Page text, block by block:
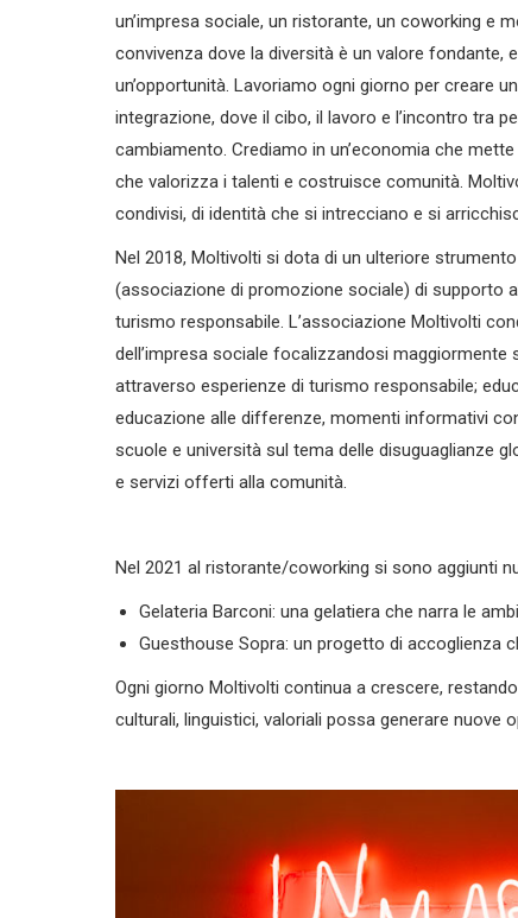
un’impresa sociale, un ristorante, un coworking e
convivenza dove la diversità è un valore fondante,
un’opportunità. Lavoriamo ogni giorno per creare
integrazione, dove il cibo, il lavoro e l’incontro tra
cambiamento. Crediamo in un’economia che
che valorizza i talenti e costruisce comunità.
condivisi, di identità che si intrecciano e si
Nel 2018, Moltivolti si dota di un ulteriore
(associazione di promozione sociale) di supporto
turismo responsabile. L’associazione Moltivolti
dell’impresa sociale focalizzandosi maggiormente
attraverso esperienze di turismo responsabile;
educazione alle differenze, momenti informativi
scuole e università sul tema delle disuguaglianze
e servizi offerti alla comunità.
Nel 2021 al ristorante/coworking si sono aggiunti
Gelateria Barconi: una gelatiera che narra le
Guesthouse Sopra: un progetto di accoglienza
Ogni giorno Moltivolti continua a crescere,
culturali, linguistici, valoriali possa generare nuove